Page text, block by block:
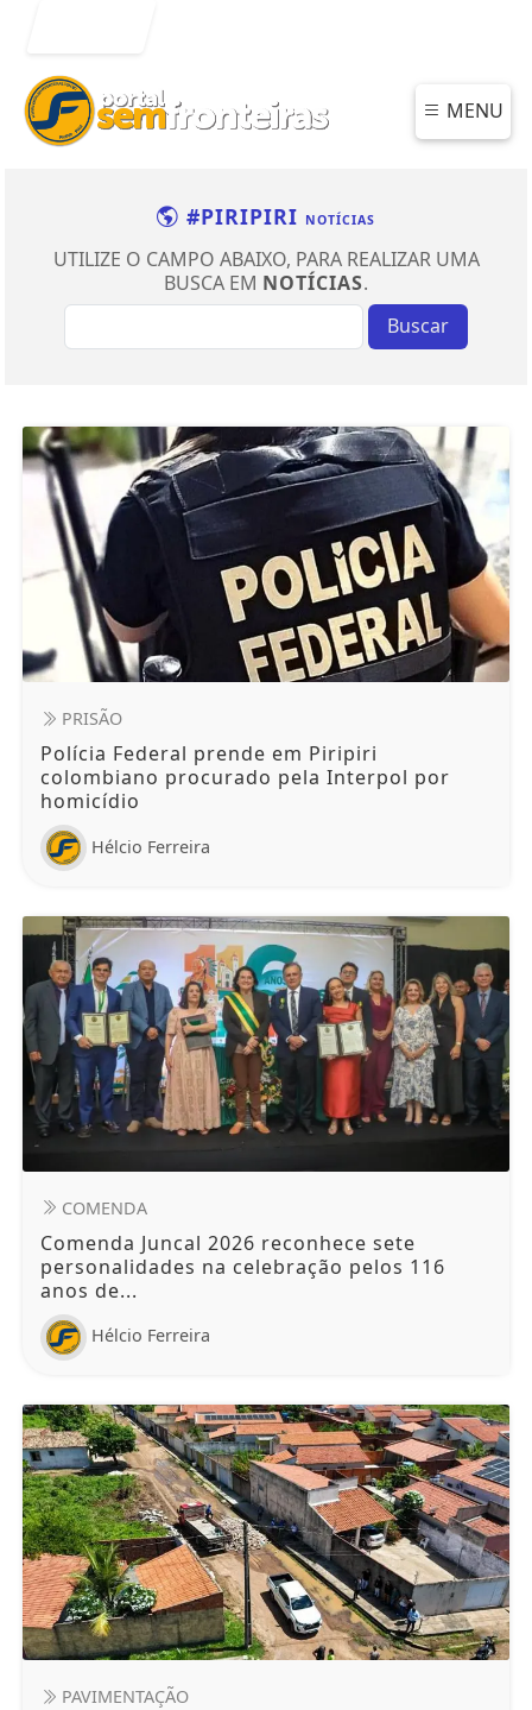
MENU
#PIRIPIRI NOTÍCIAS
UTILIZE O CAMPO ABAIXO, PARA REALIZAR UMA
BUSCA EM NOTÍCIAS.
Buscar
PRISÃO
Polícia Federal prende em Piripiri
colombiano procurado pela Interpol por
homicídio
Hélcio Ferreira
COMENDA
Comenda Juncal 2026 reconhece sete
personalidades na celebração pelos 116
anos de...
Hélcio Ferreira
PAVIMENTAÇÃO